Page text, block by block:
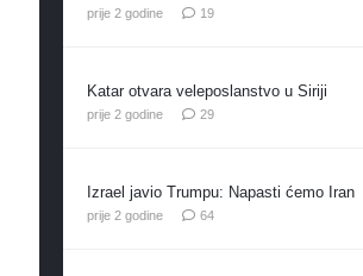
prije 2 godine 19komentara
Katar otvara veleposlanstvo u Siriji
prije 2 godine 29komentara
Izrael javio Trumpu: Napasti ćemo Iran
prije 2 godine 64komentara